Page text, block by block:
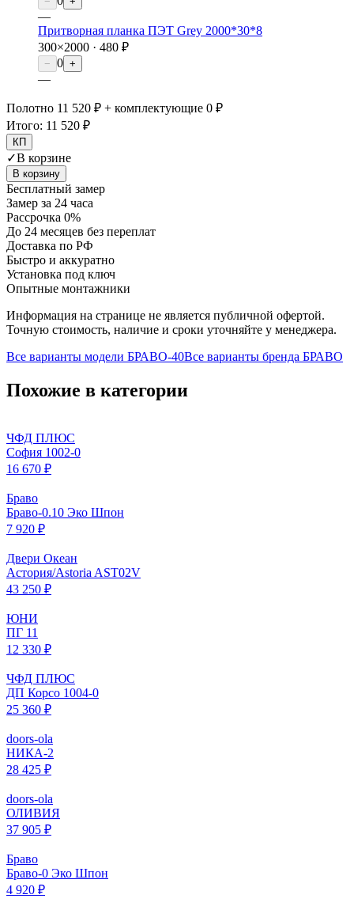
—
Притворная планка ПЭТ Grey 2000*30*8
300×2000 · 480 ₽
− 0 +
—
Полотно 11 520 ₽ + комплектующие 0 ₽
Итого: 11 520 ₽
КП
✓В корзине
В корзину
Бесплатный замер
Замер за 24 часа
Рассрочка 0%
До 24 месяцев без переплат
Доставка по РФ
Быстро и аккуратно
Установка под ключ
Опытные монтажники
Информация на странице не является публичной офертой.
Точную стоимость, наличие и сроки уточняйте у менеджера.
Все варианты модели БРАВО-40Все варианты бренда БРАВО
Похожие в категории
ЧФД ПЛЮС
София 1002-0
16 670 ₽
Браво
Браво-0.10 Эко Шпон
7 920 ₽
Двери Океан
Астория/Astoria AST02V
43 250 ₽
ЮНИ
ПГ 11
12 330 ₽
ЧФД ПЛЮС
ДП Корсо 1004-0
25 360 ₽
doors-ola
НИКА-2
28 425 ₽
doors-ola
ОЛИВИЯ
37 905 ₽
Браво
Браво-0 Эко Шпон
4 920 ₽